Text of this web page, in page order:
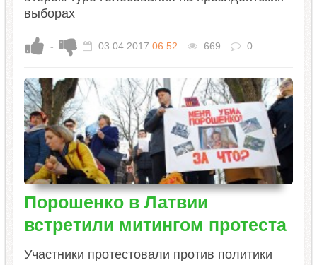
выборах
- 03.04.2017 06:52 669 0
Порошенко в Латвии
встретили митингом протеста
Участники протестовали против политики